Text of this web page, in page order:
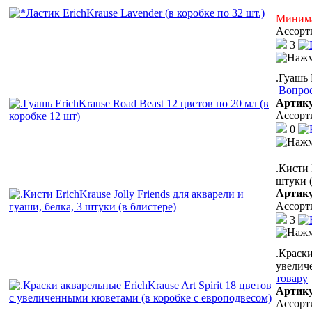
3
.Гуашь
0
.Кисти
штуки
3
товару